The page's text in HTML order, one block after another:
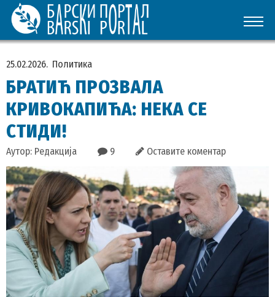
25.02.2026. Политика
БРАТИЋ ПРОЗВАЛА
КРИВОКАПИЋА: НЕКА СЕ
СТИДИ!
Аутор: Редакција 9 Оставите коментар